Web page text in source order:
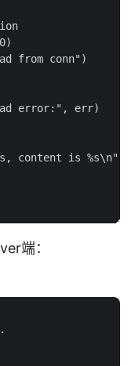
from conn")
error:", err)
content is %s\n",
端：